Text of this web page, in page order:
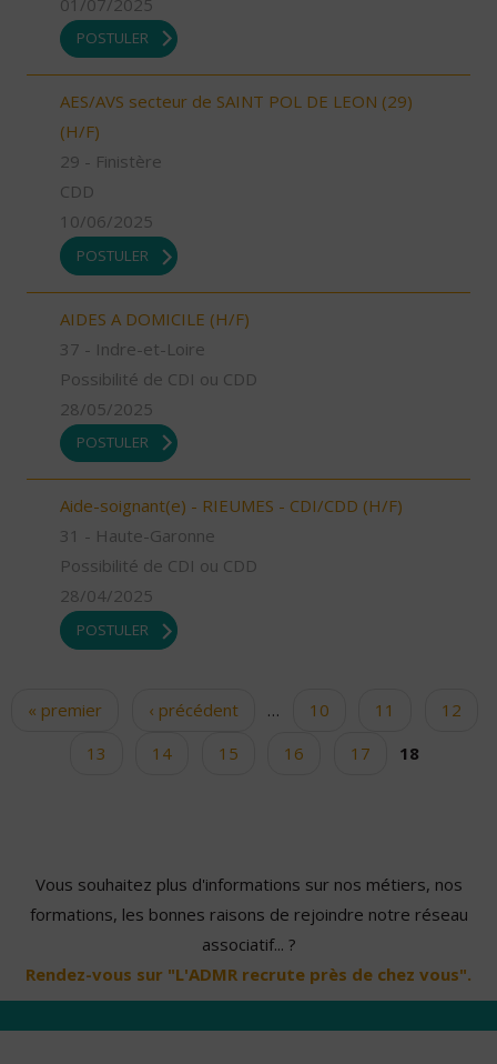
POSTULER
AES/AVS secteur de SAINT POL DE LEON (29)
(H/F)
29 - Finistère
CDD
10/06/2025
POSTULER
AIDES A DOMICILE (H/F)
37 - Indre-et-Loire
Possibilité de CDI ou CDD
28/05/2025
POSTULER
Aide-soignant(e) - RIEUMES - CDI/CDD (H/F)
31 - Haute-Garonne
Possibilité de CDI ou CDD
28/04/2025
POSTULER
Pages
« premier ‹ précédent … 10 11
12
13
14 15 16 17 18
Vous souhaitez plus d'informations sur nos métiers, nos
formations, les bonnes raisons de rejoindre notre réseau
associatif... ?
Rendez-vous sur "L'ADMR recrute près de chez vous".